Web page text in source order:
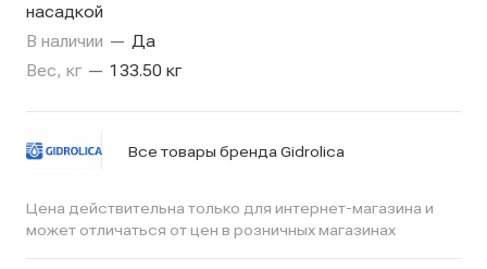
насадкой
В наличии — Да
Вес, кг — 133.50 кг
Все товары бренда Gidrolica
Цена действительна только для интернет-магазина и
может отличаться от цен в розничных магазинах